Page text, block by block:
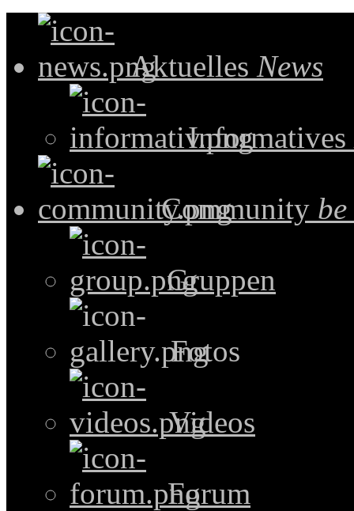
Aktuelles News
Informatives
Community
Gruppen
Fotos
Videos
Forum